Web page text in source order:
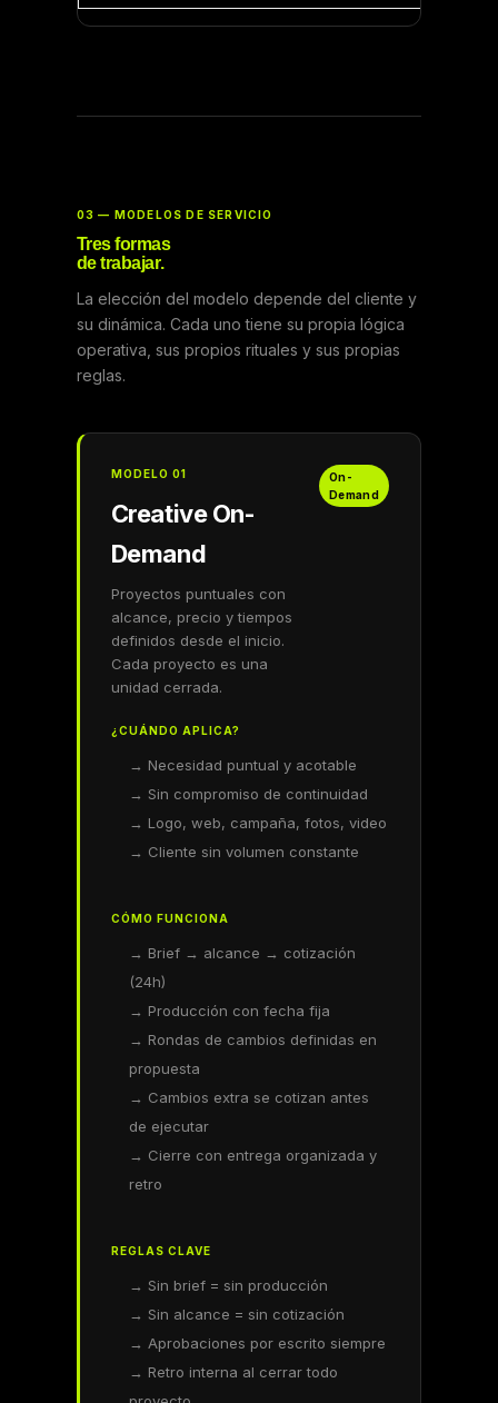
03 — MODELOS DE SERVICIO
Tres formas
de trabajar.
La elección del modelo depende del cliente y
su dinámica. Cada uno tiene su propia lógica
operativa, sus propios rituales y sus propias
reglas.
MODELO 01
Creative On-
Demand
Proyectos puntuales con
alcance, precio y tiempos
definidos desde el inicio.
Cada proyecto es una
unidad cerrada.
On-
Demand
¿CUÁNDO APLICA?
→ Necesidad puntual y acotable
→ Sin compromiso de continuidad
→ Logo, web, campaña, fotos, video
→ Cliente sin volumen constante
CÓMO FUNCIONA
→ Brief → alcance → cotización
(24h)
→ Producción con fecha fija
→ Rondas de cambios definidas en
propuesta
→ Cambios extra se cotizan antes
de ejecutar
→ Cierre con entrega organizada y
retro
REGLAS CLAVE
→ Sin brief = sin producción
→ Sin alcance = sin cotización
→ Aprobaciones por escrito siempre
→ Retro interna al cerrar todo